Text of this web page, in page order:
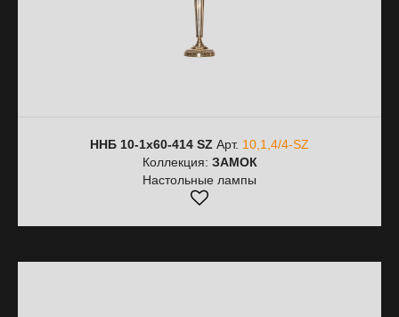
ННБ 10-1х60-414 SZ Арт. 10,1,4/4-SZ
Коллекция: ЗАМОК
Настольные лампы